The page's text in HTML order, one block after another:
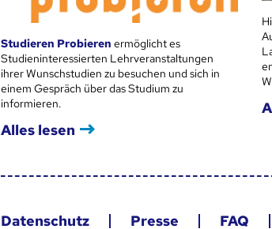
Studieren Probieren ermöglicht es
Studieninteressierten Lehrveranstaltungen
ihrer Wunschstudien zu besuchen und sich in
einem Gespräch über das Studium zu
informieren.
Alles lesen
Datenschutz Presse FAQ